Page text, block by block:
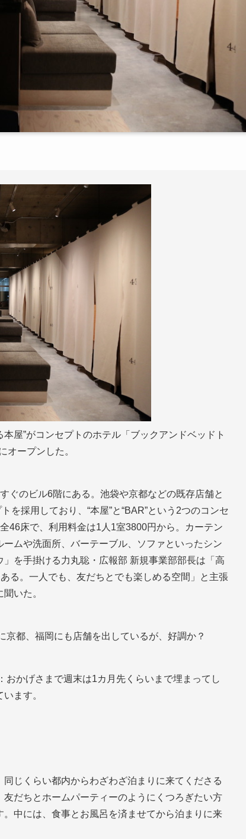
屋”がコンセプトのホテル「ブックアンドベッドト
オープンした。
ぐのビル6階にある。池袋や京都などの既存店舗と
を採用しており、“本屋”と“BAR”という2つのコンセ
46床で、利用料金は1人1室3800円から。カーテン
ムや洗面所、バーテーブル、ソファといったシン
を手掛ける力丸聡・広報部 新規事業部部長は「高
る。一人でも、友だちとでも楽しめる空間」と主張
いた。
都、福岡にも店舗を出しているが、好調か？
かげさまで週末は1カ月先くらいまで埋まってし
ます。
じくらい都内からわざわざ泊まりに来てくださる
だちとホームパーティーのようにくつろぎたい方
中には、食事とお風呂を済ませてから泊まりに来